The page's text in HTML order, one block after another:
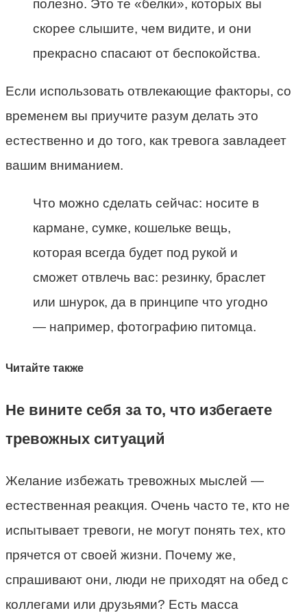
полезно. Это те «белки», которых вы
скорее слышите, чем видите, и они
прекрасно спасают от беспокойства.
Если использовать отвлекающие факторы, со
временем вы приучите разум делать это
естественно и до того, как тревога завладеет
вашим вниманием.
Что можно сделать сейчас: носите в
кармане, сумке, кошельке вещь,
которая всегда будет под рукой и
сможет отвлечь вас: резинку, браслет
или шнурок, да в принципе что угодно
— например, фотографию питомца.
Читайте также
Не вините себя за то, что избегаете
тревожных ситуаций
Желание избежать тревожных мыслей —
естественная реакция. Очень часто те, кто не
испытывает тревоги, не могут понять тех, кто
прячется от своей жизни. Почему же,
спрашивают они, люди не приходят на обед с
коллегами или друзьями? Есть масса